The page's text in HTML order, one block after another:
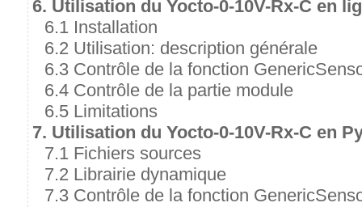
6. Utilisation du Yocto-0-10V-Rx-C en
6.1 Installation
6.2 Utilisation: description générale
6.3 Contrôle de la fonction
6.4 Contrôle de la partie module
6.5 Limitations
7. Utilisation du Yocto-0-10V-Rx-C en
7.1 Fichiers sources
7.2 Librairie dynamique
7.3 Contrôle de la fonction